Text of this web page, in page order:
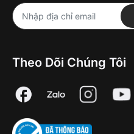
Theo Dõi Chúng Tôi